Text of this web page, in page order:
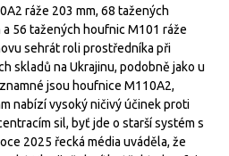
ráže 203 mm, 68 tažených
56 tažených houfnic M101 ráže
sehrát roli prostředníka při
skladů na Ukrajinu, podobně jako u
jsou houfnice M110A2,
nabízí vysoký ničivý účinek proti
sil, byť jde o starší systém s
2025 řecká média uváděla, že